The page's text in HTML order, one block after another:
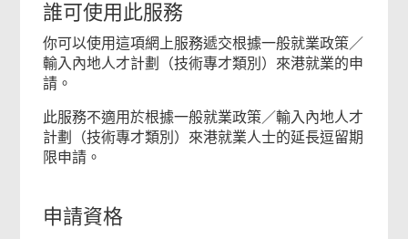
誰可使用此服務
你可以使用這項網上服務遞交根據一般就業政策／
輸入內地人才計劃（技術專才類別）來港就業的申
請。
此服務不適用於根據一般就業政策／輸入內地人才
計劃（技術專才類別）來港就業人士的延長逗留期
限申請。
申請資格